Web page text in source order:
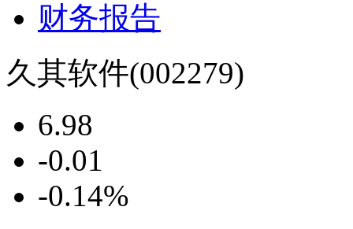
财务报告
久其软件(002279)
6.98
-0.01
-0.14%